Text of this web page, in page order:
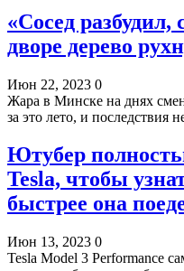
«Сосед
дворе дерево
Июн 22, 2023 0
Жара в Минске на днях
за это лето, и
Ютубер
Tesla, чтобы
быстрее она
Июн 13, 2023 0
Tesla Model 3 Performance